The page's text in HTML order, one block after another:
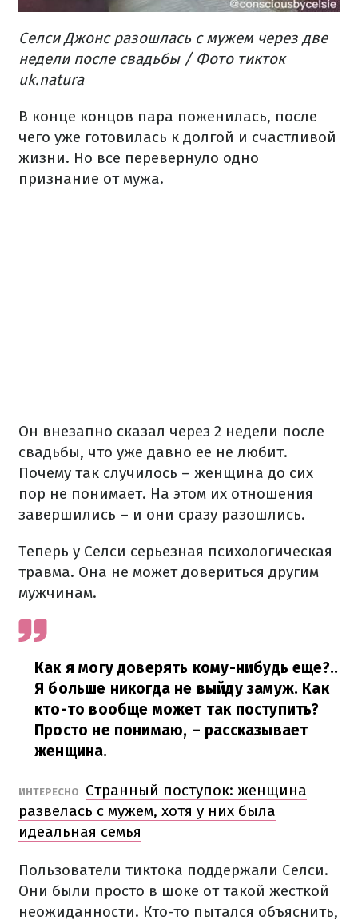
Селси Джонс разошлась с мужем через две
недели после свадьбы / Фото тикток
uk.natura
В конце концов пара поженилась, после
чего уже готовилась к долгой и счастливой
жизни. Но все перевернуло одно
признание от мужа.
Он внезапно сказал через 2 недели после
свадьбы, что уже давно ее не любит.
Почему так случилось – женщина до сих
пор не понимает. На этом их отношения
завершились – и они сразу разошлись.
Теперь у Селси серьезная психологическая
травма. Она не может довериться другим
мужчинам.
Как я могу доверять кому-нибудь еще?..
Я больше никогда не выйду замуж. Как
кто-то вообще может так поступить?
Просто не понимаю, – рассказывает
женщина.
ИНТЕРЕСНО
Странный поступок: женщина
развелась с мужем, хотя у них была
идеальная семья
Пользователи тиктока поддержали Селси.
Они были просто в шоке от такой жесткой
неожиданности. Кто-то пытался объяснить,